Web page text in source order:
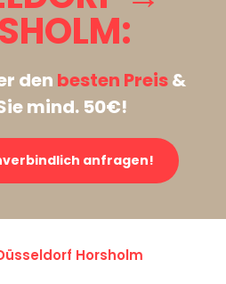
den besten Preis&
mind. 50€!
anfragen!
Horsholm